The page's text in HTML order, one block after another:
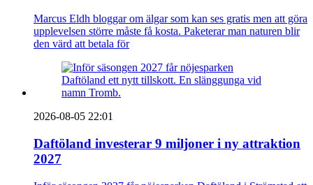
Marcus Eldh bloggar om älgar som kan ses gratis men att göra
upplevelsen större måste få kosta. Paketerar man naturen blir
den värd att betala för
2026-08-05 22:01
Daftöland investerar 9 miljoner i ny attraktion
2027